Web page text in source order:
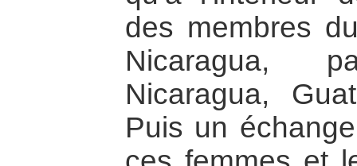
des membres
Nicaragua,
Nicaragua,
Puis un